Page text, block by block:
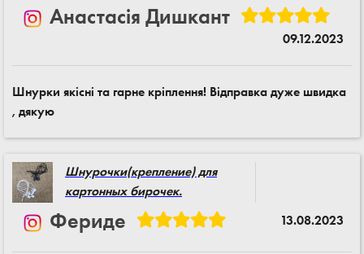
Анастасія Дишкант
09.12.2023
Шнурки якісні та гарне кріплення! Відправка дуже швидка
, дякую
Шнурочки(крепление) для
картонных бирочек.
Фериде 13.08.2023